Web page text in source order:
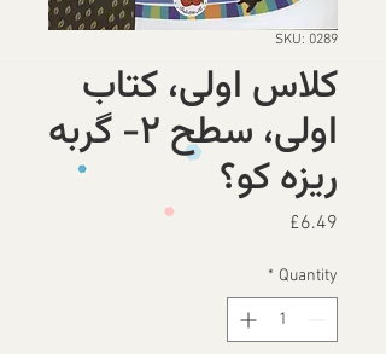
SKU: 0289
کلاس اولی، کتاب
اولی، سطح ۲- گربه
ریزه کو؟
£6.49
Quantity
*